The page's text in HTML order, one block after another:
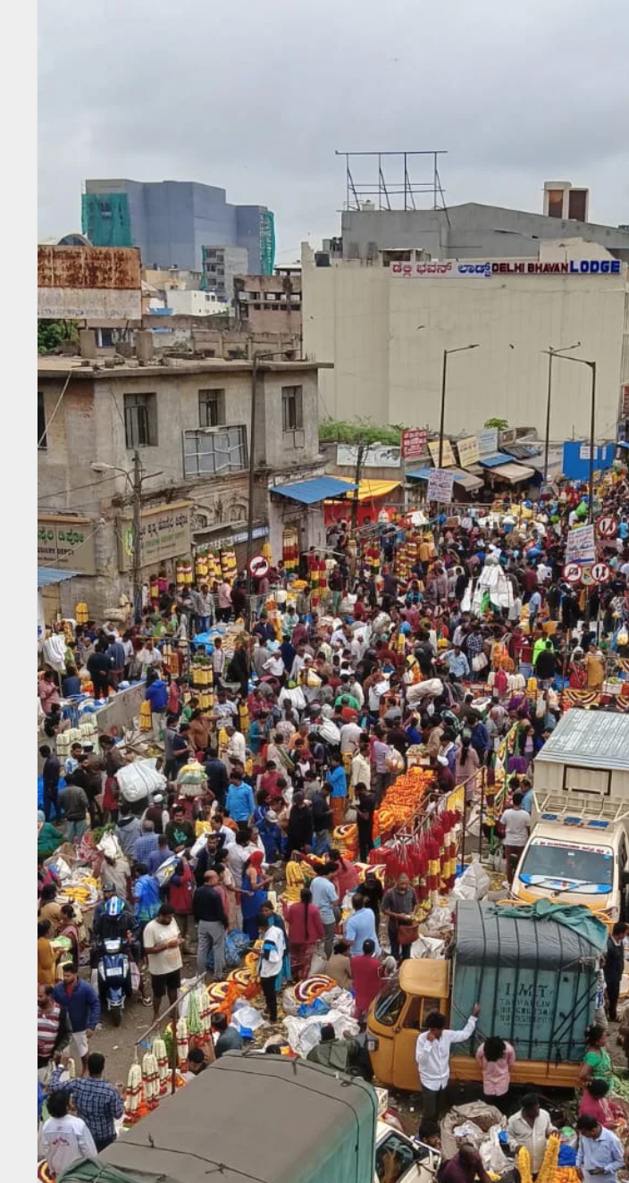
ಸಿನಿಮಾ ಸಿನಿಮಾ ಸುದ್ದಿ
ಕನ್ನಡ ಚಿತ್ರರಂಗಕ್ಕೆ ದೊಡ್ಡ
ಆಘಾತ; ʻಹಿಟ್ಲರ್ ಕಲ್ಯಾಣʼ
ನಟನ ದುರಂತ ಅಂತ್ಯ!
Newsbeat ಜಿಲ್ಲೆ ರಾಜಕೀಯ ರಾಜ್ಯ
ಪ್ರಮಾಣ ವಚನಕ್ಕೂ ಮುನ್ನ
ದೊಡ್ಡಗೌಡರ ಮನೆಗೆ ತೆರಳಿ
ಆಶೀರ್ವಾದ ಪಡೆದ ಡಿಕೆಶಿ..!